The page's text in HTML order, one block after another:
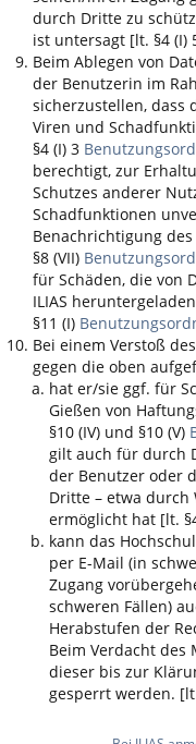
durch Dritte zu
ist untersagt [lt. §4 (I)
Beim Ablegen von
der Benutzerin im
sicherzustellen, dass
Viren und
§4 (I) 3
berechtigt, zur
Schutzes anderer
Schadfunktionen
Benachrichtigung
§8 (VII)
für Schäden, die von
ILIAS
§11 (I)
Bei einem Verstoß
gegen die oben
hat er/sie ggf. für
Gießen von
§10 (IV) und §10 (V)
gilt auch für durch
der Benutzer oder
Dritte – etwa durch
ermöglicht hat [lt.
kann das
per E-Mail (in
Zugang
schweren Fällen)
Herabstufen der
Beim Verdacht des
dieser bis zur
gesperrt werden.